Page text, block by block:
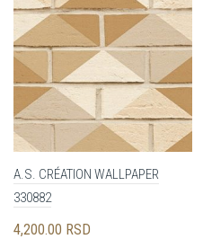
A.S. CRÉATION WALLPAPER
330882
4,200.00 RSD